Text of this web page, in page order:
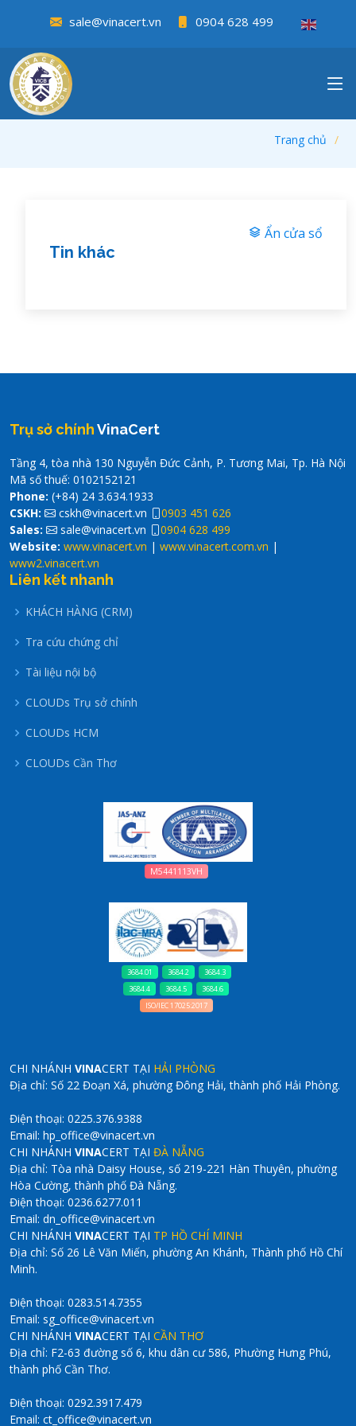
sale@vinacert.vn
0904 628 499
sale@vinacert.vn
Trang chủ
Ẩn cửa sổ
Tin khác
Trụ sở chínhVinaCert
Tầng 4, tòa nhà 130 Nguyễn Đức Cảnh, P. Tương Mai, Tp. Hà Nội
Mã số thuế: 0102152121
Phone: (+84) 24 3.634.1933
CSKH:
cskh@vinacert.vn
0903 451 626
Sales:
sale@vinacert.vn
0904 628 499
Website: www.vinacert.vn | www.vinacert.com.vn |
www2.vinacert.vn
Liên kết nhanh
KHÁCH HÀNG (CRM)
Tra cứu chứng chỉ
Tài liệu nội bộ
CLOUDs Trụ sở chính
CLOUDs HCM
CLOUDs Cần Thơ
M5441113VH
3684.01 3684.2
3684.3
3684.4
3684.5
3684.6
ISO/IEC 17025:2017
CHI NHÁNH VINACERT TẠI HẢI PHÒNG
Địa chỉ: Số 22 Đoạn Xá, phường Đông Hải, thành phố Hải Phòng.
Điện thoại: 0225.376.9388
Email: hp_office@vinacert.vn
CHI NHÁNH VINACERT TẠI ĐÀ NẴNG
Địa chỉ: Tòa nhà Daisy House, số 219-221 Hàn Thuyên, phường
Hòa Cường, thành phố Đà Nẵng.
Điện thoại: 0236.6277.011
Email: dn_office@vinacert.vn
CHI NHÁNH VINACERT TẠI TP HỒ CHÍ MINH
Địa chỉ: Số 26 Lê Văn Miến, phường An Khánh, Thành phố Hồ Chí
Minh.
Điện thoại: 0283.514.7355
Email: sg_office@vinacert.vn
CHI NHÁNH VINACERT TẠI CẦN THƠ
Địa chỉ: F2-63 đường số 6, khu dân cư 586, Phường Hưng Phú,
thành phố Cần Thơ.
Điện thoại: 0292.3917.479
Email: ct_office@vinacert.vn